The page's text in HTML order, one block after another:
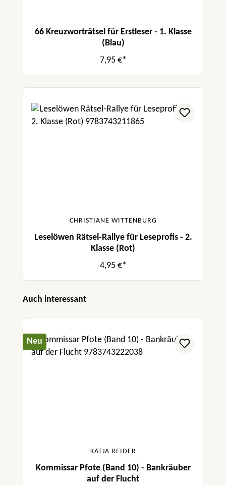
66 Kreuzworträtsel für Erstleser - 1. Klasse
(Blau)
7,95 €*
CHRISTIANE WITTENBURG
Leselöwen Rätsel-Rallye für Leseprofis - 2.
Klasse (Rot)
4,95 €*
Produktgalerie überspringen
Auch interessant
Neu
KATJA REIDER
Kommissar Pfote (Band 10) - Bankräuber
auf der Flucht